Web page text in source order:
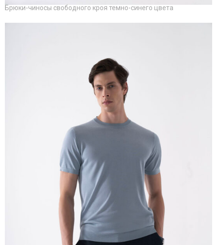
Брюки-чиносы свободного кроя темно-синего цвета